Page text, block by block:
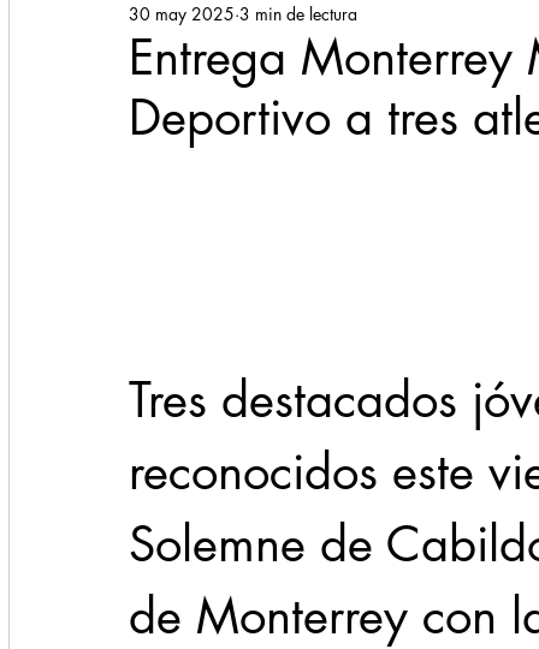
Santa Catarina San Pedro Garza Garcia
Espectaculos Clima Principal Salud
Entrega
Deportivo a tres
30 may 2025 3 min de lectura
Tres destacados
reconocidos este
Solemne de
de Monterrey con